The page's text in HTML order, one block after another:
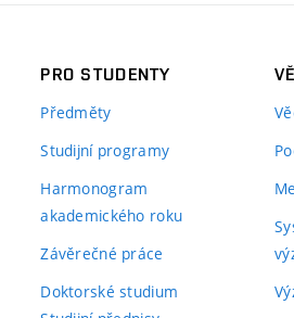
PRO STUDENTY
Předměty
Studijní programy
Harmonogram
akademického roku
Závěrečné práce
Doktorské studium